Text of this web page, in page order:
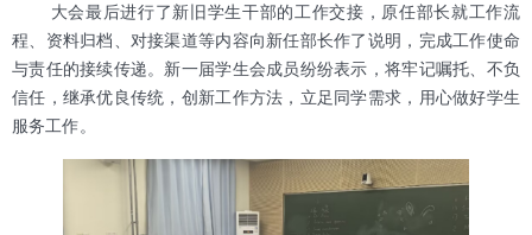
大会最后进行了新旧学生干部的工作交接，原任部长就工作流
程、资料归档、对接渠道等内容向新任部长作了说明，完成工作使命
与责任的接续传递。新一届学生会成员纷纷表示，将牢记嘱托、不负
信任，继承优良传统，创新工作方法，立足同学需求，用心做好学生
服务工作。